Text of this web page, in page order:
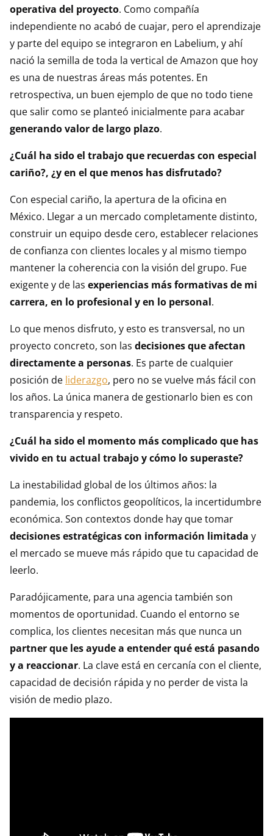
operativa del proyecto. Como compañía
independiente no acabó de cuajar, pero el aprendizaje
y parte del equipo se integraron en Labelium, y ahí
nació la semilla de toda la vertical de Amazon que hoy
es una de nuestras áreas más potentes. En
retrospectiva, un buen ejemplo de que no todo tiene
que salir como se planteó inicialmente para acabar
generando valor de largo plazo.
¿Cuál ha sido el trabajo que recuerdas con especial
cariño?, ¿y en el que menos has disfrutado?
Con especial cariño, la apertura de la oficina en
México. Llegar a un mercado completamente distinto,
construir un equipo desde cero, establecer relaciones
de confianza con clientes locales y al mismo tiempo
mantener la coherencia con la visión del grupo. Fue
exigente y de las experiencias más formativas de mi
carrera, en lo profesional y en lo personal.
Lo que menos disfruto, y esto es transversal, no un
proyecto concreto, son las decisiones que afectan
directamente a personas. Es parte de cualquier
posición de liderazgo, pero no se vuelve más fácil con
los años. La única manera de gestionarlo bien es con
transparencia y respeto.
¿Cuál ha sido el momento más complicado que has
vivido en tu actual trabajo y cómo lo superaste?
La inestabilidad global de los últimos años: la
pandemia, los conflictos geopolíticos, la incertidumbre
económica. Son contextos donde hay que tomar
decisiones estratégicas con información limitada y
el mercado se mueve más rápido que tu capacidad de
leerlo.
Paradójicamente, para una agencia también son
momentos de oportunidad. Cuando el entorno se
complica, los clientes necesitan más que nunca un
partner que les ayude a entender qué está pasando
y a reaccionar. La clave está en cercanía con el cliente,
capacidad de decisión rápida y no perder de vista la
visión de medio plazo.